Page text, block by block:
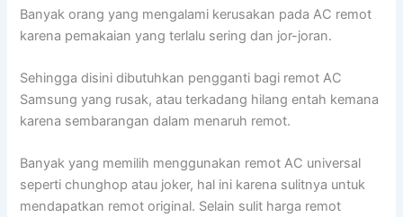
Banyak orang yang mengalami kerusakan pada AC remot
karena pemakaian yang terlalu sering dan jor-joran.
Sehingga disini dibutuhkan pengganti bagi remot AC
Samsung yang rusak, atau terkadang hilang entah kemana
karena sembarangan dalam menaruh remot.
Banyak yang memilih menggunakan remot AC universal
seperti chunghop atau joker, hal ini karena sulitnya untuk
mendapatkan remot original. Selain sulit harga remot